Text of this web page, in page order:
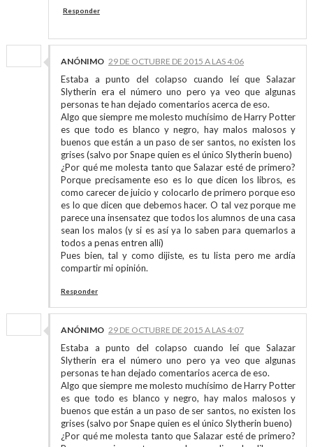
Responder
ANÓNIMO 29 DE OCTUBRE DE 2015 A LAS 4:06
Estaba a punto del colapso cuando leí que Salazar
Slytherin era el número uno pero ya veo que algunas
personas te han dejado comentarios acerca de eso.
Algo que siempre me molesto muchísimo de Harry Potter
es que todo es blanco y negro, hay malos malosos y
buenos que están a un paso de ser santos, no existen los
grises (salvo por Snape quien es el único Slytherin bueno)
¿Por qué me molesta tanto que Salazar esté de primero?
Porque precisamente eso es lo que dicen los libros, es
como carecer de juicio y colocarlo de primero porque eso
es lo que dicen que debemos hacer. O tal vez porque me
parece una insensatez que todos los alumnos de una casa
sean los malos (y si es así ya lo saben para quemarlos a
todos a penas entren allí)
Pues bien, tal y como dijiste, es tu lista pero me ardía
compartir mi opinión.
Responder
ANÓNIMO 29 DE OCTUBRE DE 2015 A LAS 4:07
Estaba a punto del colapso cuando leí que Salazar
Slytherin era el número uno pero ya veo que algunas
personas te han dejado comentarios acerca de eso.
Algo que siempre me molesto muchísimo de Harry Potter
es que todo es blanco y negro, hay malos malosos y
buenos que están a un paso de ser santos, no existen los
grises (salvo por Snape quien es el único Slytherin bueno)
¿Por qué me molesta tanto que Salazar esté de primero?